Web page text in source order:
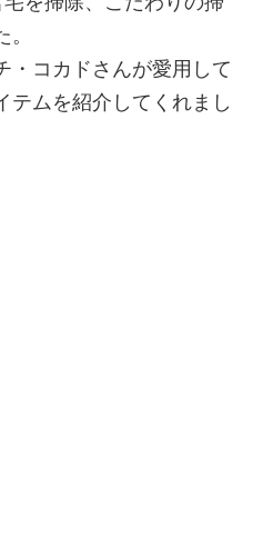
・コカドさんが愛用して
テムを紹介してくれまし